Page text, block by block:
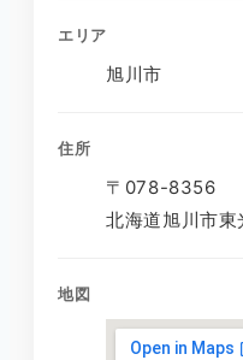
エリア
旭川市
住所
〒078-8356
北海道旭川市
地図